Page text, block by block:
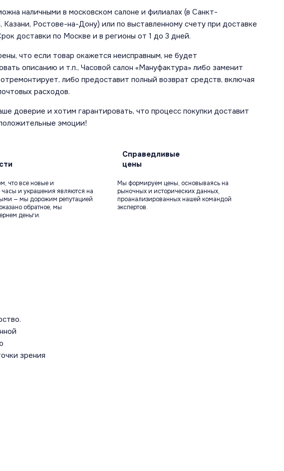
наличными в московском салоне и филиалах (в Санкт-
Казани, Ростове-на-Дону) или по выставленному счету при доставке
доставки по Москве и в регионы от 1 до 3 дней.
что если товар окажется неисправным, не будет
описанию и т.п., Часовой салон «Мануфактура» либо заменит
либо предоставит полный возврат средств, включая
расходов.
доверие и хотим гарантировать, что процесс покупки доставит
эмоции!
что все новые и
и украшения являются на
— мы дорожим репутацией
обратное, мы
деньги.
Справедливые
цены
Мы формируем цены, основываясь на
рыночных и исторических данных,
проанализированных нашей командой
экспертов.
зрения